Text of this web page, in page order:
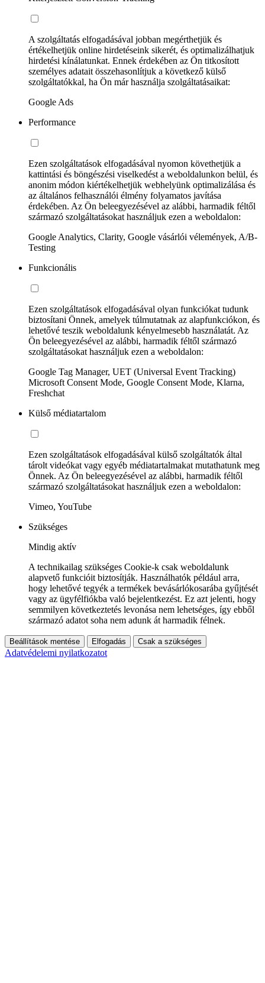
A szolgáltatás elfogadásával jobban megérthetjük és
értékelhetjük online hirdetéseink sikerét, és optimalizálhatjuk
hirdetési kínálatunkat. Ennek érdekében az Ön titkosított
személyes adatait összehasonlítjuk a következő külső
szolgáltatókkal, ha Ön már használja szolgáltatásaikat:
Google Ads
Performance
Ezen szolgáltatások elfogadásával nyomon követhetjük a
kattintási és böngészési viselkedést a weboldalunkon belül, és
anonim módon kiértékelhetjük webhelyünk optimalizálása és
az általános felhasználói élmény folyamatos javítása
érdekében. Az Ön beleegyezésével az alábbi, harmadik féltől
származó szolgáltatásokat használjuk ezen a weboldalon:
Google Analytics, Clarity, Google vásárlói vélemények, A/B-
Testing
Funkcionális
Ezen szolgáltatások elfogadásával olyan funkciókat tudunk
biztosítani Önnek, amelyek túlmutatnak az alapfunkciókon, és
lehetővé teszik weboldalunk kényelmesebb használatát. Az
Ön beleegyezésével az alábbi, harmadik féltől származó
szolgáltatásokat használjuk ezen a weboldalon:
Google Tag Manager, UET (Universal Event Tracking)
Microsoft Consent Mode, Google Consent Mode, Klarna,
Freshchat
Külső médiatartalom
Ezen szolgáltatások elfogadásával külső szolgáltatók által
tárolt videókat vagy egyéb médiatartalmakat mutathatunk meg
Önnek. Az Ön beleegyezésével az alábbi, harmadik féltől
származó szolgáltatásokat használjuk ezen a weboldalon:
Vimeo, YouTube
Szükséges
Mindig aktív
A technikailag szükséges Cookie-k csak weboldalunk
alapvető funkcióit biztosítják. Használhatók például arra,
hogy lehetővé tegyék a termékek bevásárlókosarába gyűjtését
vagy az ügyfélfiókba való bejelentkezést. Ez azt jelenti, hogy
semmilyen következtetés levonása nem lehetséges, így ebből
származó adatot soha nem adunk át harmadik félnek.
Beállítások mentése Elfogadás Csak a szükséges
Adatvédelemi nyilatkozatot